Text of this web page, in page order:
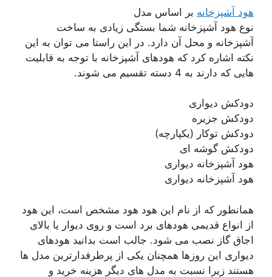
هود آشپزخانه بر اساس مدل
نوع هود آشپزخانه شما بستگی زیادی به ساخت
آشپزخانه و محل آن دارد. در این راستا می توان به این
نکته اشاره کرد که هودهای آشپزخانه با توجه به قابلیت
هایی که دارند به 4 دسته تقسیم می شوند.
دودکش دیواری
دودکش جزیره
دودکش توکار (یکپارچه)
دودکش گوشه ای
هود آشپزخانه دیواری
هود آشپزخانه دیواری
همانطور که از نام این هود هود مشخص است، این هود
از انواع قدیمی هودهای برد است و روی دیوار یا بالای
اجاق گاز نصب می شود. جالب است بدانید هودهای
دیواری این روزها همچنان یکی از پرطرفدارترین مدل ها
هستند زیرا نسبت به مدل های دیگر هزینه خرید و